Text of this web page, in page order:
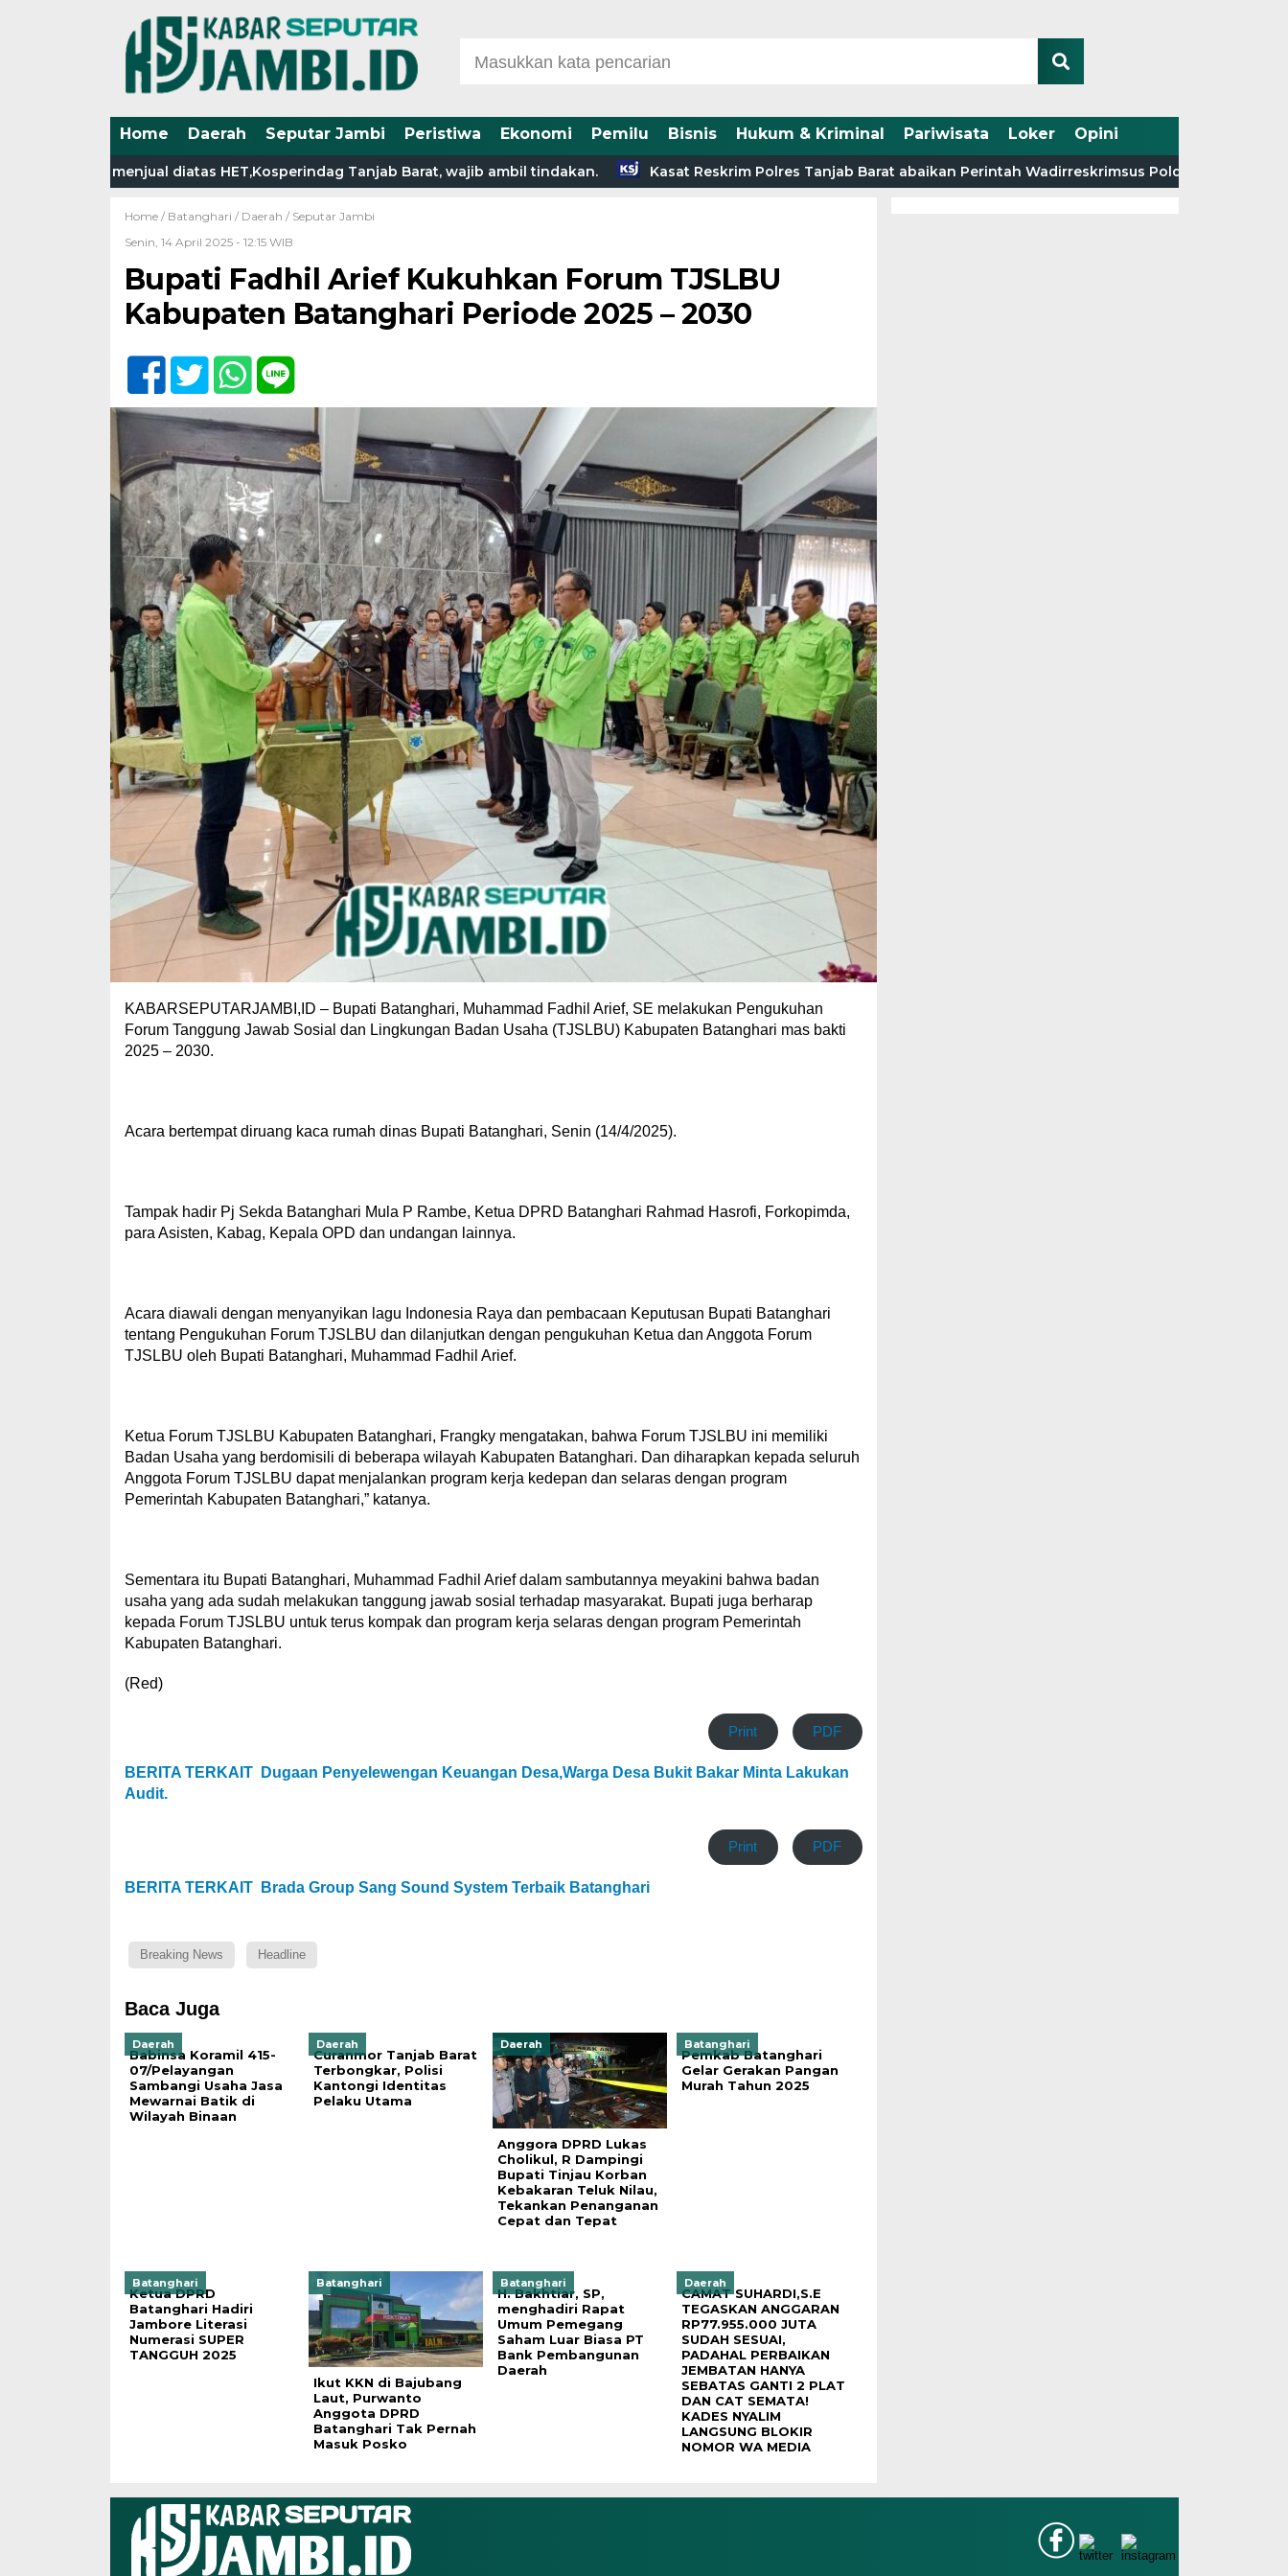
Home Daerah Seputar Jambi Peristiwa Ekonomi Pemilu Bisnis Hukum & Kriminal Pariwisata Loker Opini
menjual diatas HET,Kosperindag Tanjab Barat, wajib ambil tindakan. Kasat Reskrim Polres Tanjab Barat abaikan Perintah Wadirreskrimsus Polda Jambi.
Home / Batanghari / Daerah / Seputar Jambi
Senin, 14 April 2025 - 12:15 WIB
Bupati Fadhil Arief Kukuhkan Forum TJSLBU
Kabupaten Batanghari Periode 2025 – 2030
KABARSEPUTARJAMBI,ID – Bupati Batanghari, Muhammad Fadhil Arief, SE melakukan Pengukuhan
Forum Tanggung Jawab Sosial dan Lingkungan Badan Usaha (TJSLBU) Kabupaten Batanghari mas bakti
2025 – 2030.
Acara bertempat diruang kaca rumah dinas Bupati Batanghari, Senin (14/4/2025).
Tampak hadir Pj Sekda Batanghari Mula P Rambe, Ketua DPRD Batanghari Rahmad Hasrofi, Forkopimda,
para Asisten, Kabag, Kepala OPD dan undangan lainnya.
Acara diawali dengan menyanyikan lagu Indonesia Raya dan pembacaan Keputusan Bupati Batanghari
tentang Pengukuhan Forum TJSLBU dan dilanjutkan dengan pengukuhan Ketua dan Anggota Forum
TJSLBU oleh Bupati Batanghari, Muhammad Fadhil Arief.
Ketua Forum TJSLBU Kabupaten Batanghari, Frangky mengatakan, bahwa Forum TJSLBU ini memiliki
Badan Usaha yang berdomisili di beberapa wilayah Kabupaten Batanghari. Dan diharapkan kepada seluruh
Anggota Forum TJSLBU dapat menjalankan program kerja kedepan dan selaras dengan program
Pemerintah Kabupaten Batanghari,” katanya.
Sementara itu Bupati Batanghari, Muhammad Fadhil Arief dalam sambutannya meyakini bahwa badan
usaha yang ada sudah melakukan tanggung jawab sosial terhadap masyarakat. Bupati juga berharap
kepada Forum TJSLBU untuk terus kompak dan program kerja selaras dengan program Pemerintah
Kabupaten Batanghari.
(Red)
Print PDF
BERITA TERKAIT
Dugaan Penyelewengan Keuangan Desa,Warga Desa Bukit Bakar Minta Lakukan
Audit.
Print PDF
BERITA TERKAIT Brada Group Sang Sound System Terbaik Batanghari
Breaking News Headline
Baca Juga
Daerah
Babinsa Koramil 415-
07/Pelayangan
Sambangi Usaha Jasa
Mewarnai Batik di
Wilayah Binaan
Daerah
Curanmor Tanjab Barat
Terbongkar, Polisi
Kantongi Identitas
Pelaku Utama
Daerah
Anggora DPRD Lukas
Cholikul, R Dampingi
Bupati Tinjau Korban
Kebakaran Teluk Nilau,
Tekankan Penanganan
Cepat dan Tepat
Batanghari
Pemkab Batanghari
Gelar Gerakan Pangan
Murah Tahun 2025
Batanghari
Ketua DPRD
Batanghari Hadiri
Jambore Literasi
Numerasi SUPER
TANGGUH 2025
Batanghari
Ikut KKN di Bajubang
Laut, Purwanto
Anggota DPRD
Batanghari Tak Pernah
Masuk Posko
Batanghari
H. Bakhtiar, SP,
menghadiri Rapat
Umum Pemegang
Saham Luar Biasa PT
Bank Pembangunan
Daerah
Daerah
CAMAT SUHARDI,S.E
TEGASKAN ANGGARAN
RP77.955.000 JUTA
SUDAH SESUAI,
PADAHAL PERBAIKAN
JEMBATAN HANYA
SEBATAS GANTI 2 PLAT
DAN CAT SEMATA!
KADES NYALIM
LANGSUNG BLOKIR
NOMOR WA MEDIA